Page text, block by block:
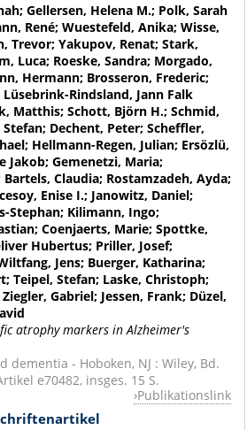
Gellersen, Helena M.; Polk, Sarah
René; Wuestefeld, Anika; Wisse,
Trevor; Yakupov, Renat; Stark,
Luca; Roeske, Sandra; Morgado,
Hermann; Brosseron, Frederic;
Rindsland, Jann Falk
Matthis; Schott, Björn H.; Schmid,
Dechent, Peter; Scheffler,
Hellmann-Regen, Julian; Ersözlü,
Jakob; Gemenetzi, Maria;
Bartels, Claudia; Rostamzadeh, Ayda;
Enise I.; Janowitz, Daniel;
Stephan; Kilimann, Ingo;
Coenjaerts, Marie; Spottke,
Hubertus; Priller, Josef;
Jens; Buerger, Katharina;
Teipel, Stefan; Laske, Christoph;
Gabriel; Jessen, Frank; Düzel,
atrophy markers in Alzheimer's
dementia - Hoboken, NJ : Wiley, Bd.
e70482, insges. 15 S.
Publikationslink